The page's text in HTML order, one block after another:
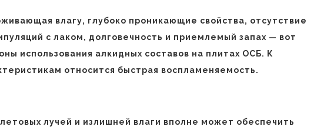
влагу, глубоко проникающие свойства, отсутствие
с лаком, долговечность и приемлемый запах — вот
использования алкидных составов на плитах ОСБ. К
относится быстрая воспламеняемость.
лучей и излишней влаги вполне может обеспечить